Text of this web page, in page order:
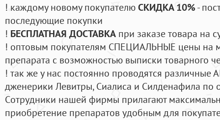
! каждому новому покупателюСКИДКА 10%-
последующие покупки
! БЕСПЛАТНАЯ ДОСТАВКА при заказе товара на
! оптовым покупателям СПЕЦИАЛЬНЫЕ цены на
препарата с возможностью выписки товарного
! так же у нас постоянно проводятся
дженерики Левитры, Сиалиса и Силденафила по
Cотрудники нашей фирмы прилагают
приобретение препаратов удобным для